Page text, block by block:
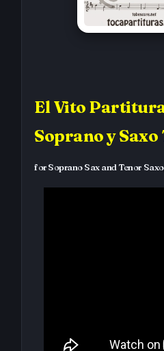
El Vito
Soprano y
for Soprano Sax and Tenor